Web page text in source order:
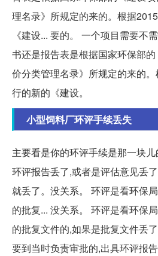
理名录》所规定的来的。根据
《建设... 要的。 一个项目需要不
书还是报告表是根据国家环保部
价分类管理名录》所规定的来的
行的新的《建设。
小型饲料厂环评手续丢失
主要看是你的环评手续是那一块
环评报告丢了,或者是评估意见丢
就丢了。没关系。 环评是看环保
的批复... 没关系。 环评是看环保
的批复文件的,如果是批复文件丢
要到当时负责审批的,出具环评报